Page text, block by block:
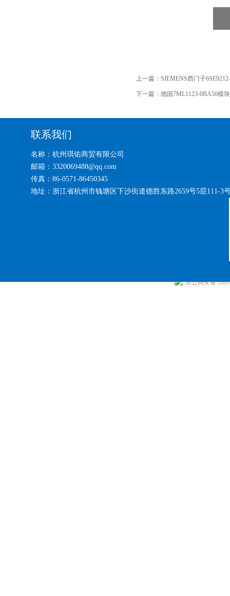
上一篇： SIEMENS西门子
下一篇： 德国7ML1123-0BA50模
联系我们
名称：杭州琪佑商贸有限公司
邮箱：3320069488@qq.com
传真：86-0571-86450345
地址：浙江省杭州市钱塘区下沙街道德胜东路2659号5层111-3
浙公网安备